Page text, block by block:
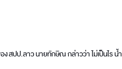
สปป.ลาว นายทักษิณ กล่าวว่า ไม่เป็นไร น้